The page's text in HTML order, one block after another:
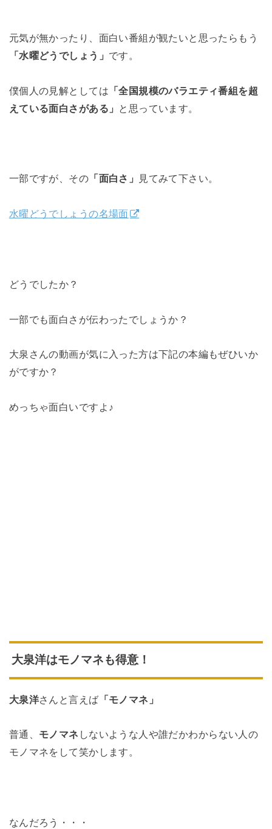
元気が無かったり、面白い番組が観たいと思ったらもう
「水曜どうでしょう」 です。
僕個人の見解としては 「全国規模のバラエティ番組を超
えている面白さがある」 と思っています。
一部ですが、その 「面白さ」 見てみて下さい。
水曜どうでしょうの名場面
どうでしたか？
一部でも面白さが伝わったでしょうか？
大泉さんの動画が気に入った方は下記の本編もぜひいか
がですか？
めっちゃ面白いですよ♪
大泉洋はモノマネも得意！
大泉洋さんと言えば 「モノマネ」
普通、 モノマネ しないような人や誰だかわからない人の
モノマネをして笑かします。
なんだろう・・・